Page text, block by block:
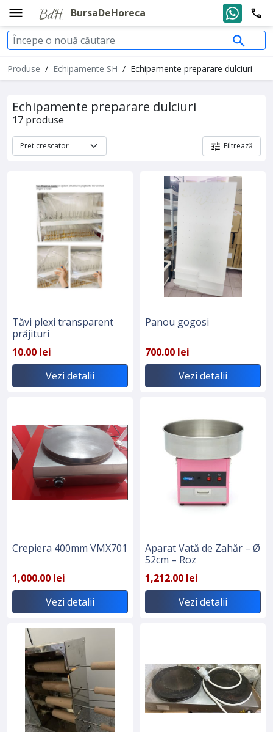
BursaDeHoreca
Produse / Echipamente SH / Echipamente preparare dulciuri
Echipamente preparare dulciuri
17 produse
Filtrează
Tăvi plexi transparent
prăjituri
10.00 lei
Vezi detalii
Panou gogosi
700.00 lei
Vezi detalii
Crepiera 400mm VMX701
1,000.00 lei
Vezi detalii
Aparat Vată de Zahăr – Ø
52cm – Roz
1,212.00 lei
Vezi detalii